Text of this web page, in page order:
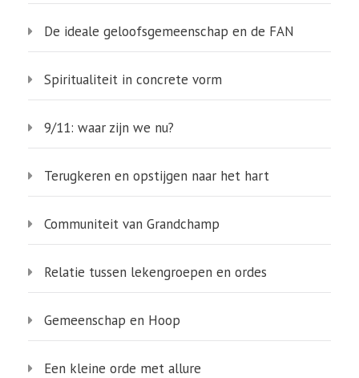
De ideale geloofsgemeenschap en de FAN
Spiritualiteit in concrete vorm
9/11: waar zijn we nu?
Terugkeren en opstijgen naar het hart
Communiteit van Grandchamp
Relatie tussen lekengroepen en ordes
Gemeenschap en Hoop
Een kleine orde met allure